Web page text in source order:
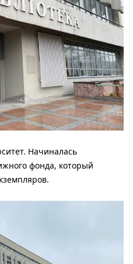
Начиналась
фонда, который